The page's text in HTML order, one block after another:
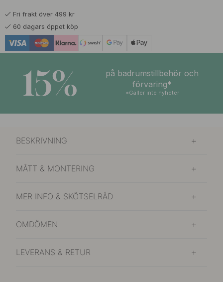
Fri frakt över 499 kr
60 dagars öppet köp
15%
på badrumstillbehör och
förvaring*
*Gäller inte nyheter
BESKRIVNING
MÅTT & MONTERING
MER INFO & SKÖTSELRÅD
OMDÖMEN
LEVERANS & RETUR